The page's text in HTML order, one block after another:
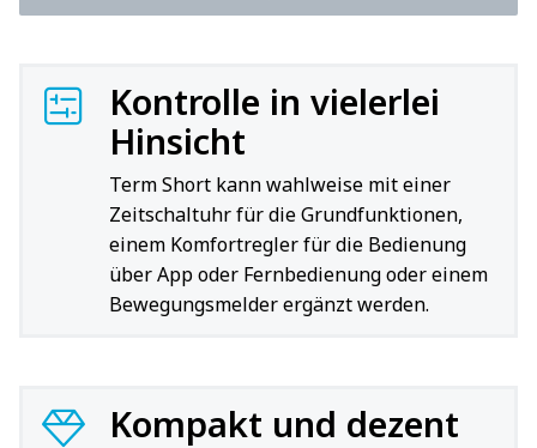
Kontrolle in vielerlei
Hinsicht
Term Short kann wahlweise mit einer
Zeitschaltuhr für die Grundfunktionen,
einem Komfortregler für die Bedienung
über App oder Fernbedienung oder einem
Bewegungsmelder ergänzt werden.
Kompakt und dezent